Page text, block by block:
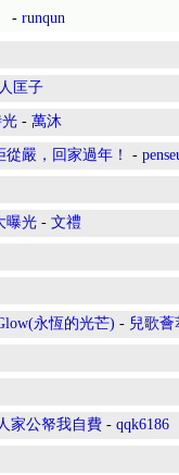
- runqun
匡子
- 萬沐
嚴，回家過年！ -
曝光 - 文禮
永恆的光芒) - 兒歌薈
家公帑我自費 - qqk6186